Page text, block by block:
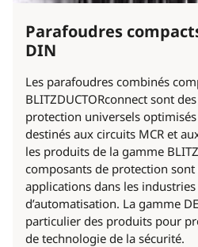
Parafoudres
DIN
Les parafoudres combinés
BLITZDUCTORconnect sont
protection universels
destinés aux circuits MCR et
les produits de la gamme
composants de protection
applications dans les
d’automatisation. La gamme
particulier des produits pour
de technologie de la sécurité.